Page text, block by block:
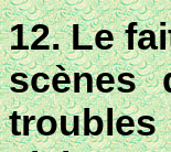
12. Le
scènes